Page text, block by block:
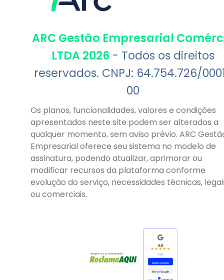
ARC Gestão Empresarial
LTDA 2026 - Todos os direitos
reservados. CNPJ: 64.754.726/
00
Os planos, funcionalidades, valores e condições
apresentados neste site podem ser alterados a
qualquer momento, sem aviso prévio. ARC
Empresarial oferece seu sistema no modelo de
assinatura, podendo atualizar, aprimorar ou
modificar recursos da plataforma conforme
evolução do serviço, necessidades técnicas,
ou comerciais.